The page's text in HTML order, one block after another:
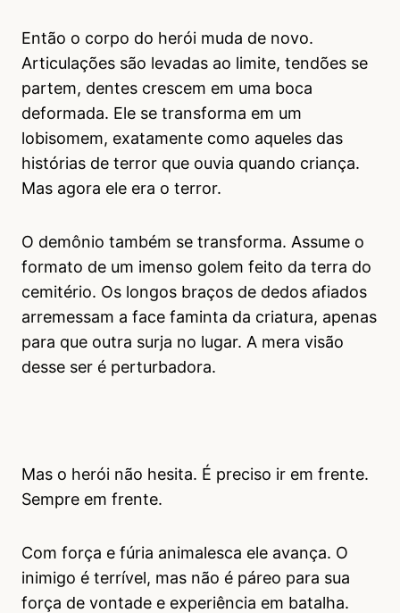
Então o corpo do herói muda de novo.
Articulações são levadas ao limite, tendões se
partem, dentes crescem em uma boca
deformada. Ele se transforma em um
lobisomem, exatamente como aqueles das
histórias de terror que ouvia quando criança.
Mas agora ele era o terror.
O demônio também se transforma. Assume o
formato de um imenso golem feito da terra do
cemitério. Os longos braços de dedos afiados
arremessam a face faminta da criatura, apenas
para que outra surja no lugar. A mera visão
desse ser é perturbadora.
Mas o herói não hesita. É preciso ir em frente.
Sempre em frente.
Com força e fúria animalesca ele avança. O
inimigo é terrível, mas não é páreo para sua
força de vontade e experiência em batalha.